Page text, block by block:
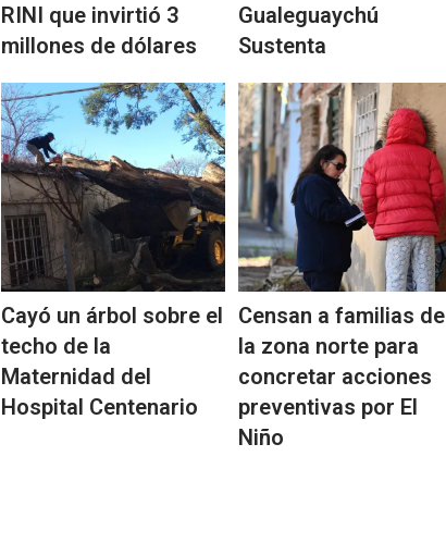
RINI que invirtió 3
millones de dólares
Gualeguaychú
Sustenta
Cayó un árbol sobre el
techo de la
Maternidad del
Hospital Centenario
Censan a familias de
la zona norte para
concretar acciones
preventivas por El
Niño